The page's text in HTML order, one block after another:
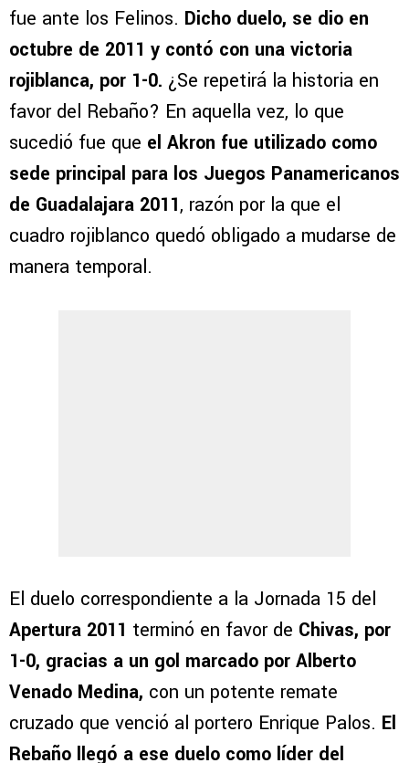
fue ante los Felinos. Dicho duelo, se dio en
octubre de 2011 y contó con una victoria
rojiblanca, por 1-0. ¿Se repetirá la historia en
favor del Rebaño? En aquella vez, lo que
sucedió fue que el Akron fue utilizado como
sede principal para los Juegos Panamericanos
de Guadalajara 2011, razón por la que el
cuadro rojiblanco quedó obligado a mudarse de
manera temporal.
El duelo correspondiente a la Jornada 15 del
Apertura 2011 terminó en favor de Chivas, por
1-0, gracias a un gol marcado por Alberto
Venado Medina, con un potente remate
cruzado que venció al portero Enrique Palos. El
Rebaño llegó a ese duelo como líder del